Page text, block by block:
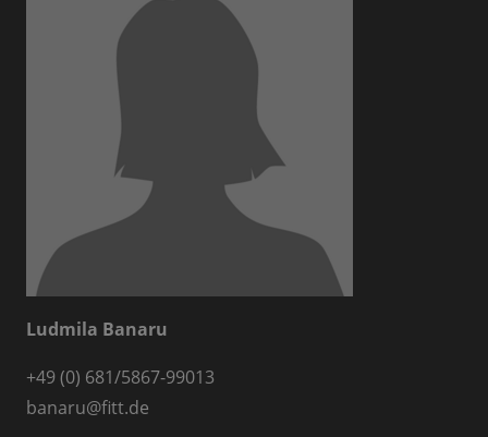
Ludmila Banaru
+49 (0) 681/5867-99013
banaru@fitt.de